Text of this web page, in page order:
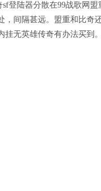
登陆器分散在99战歌网
，间隔甚远。盟重和比奇
挂无英雄传奇有办法买到